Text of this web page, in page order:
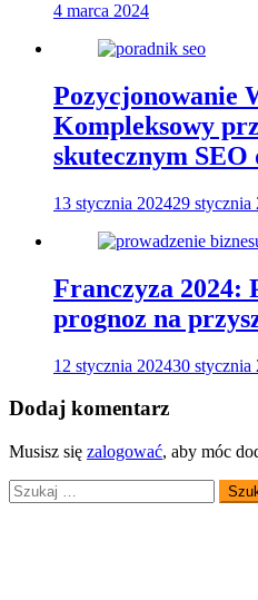
4 marca 2024
Pozycjonowanie
Kompleksowy
skutecznym
13 stycznia 202429 stycznia
Franczyza 2024:
prognoz na
12 stycznia 202430 stycznia
Dodaj komentarz
Musisz się zalogować, aby móc
Szukaj: